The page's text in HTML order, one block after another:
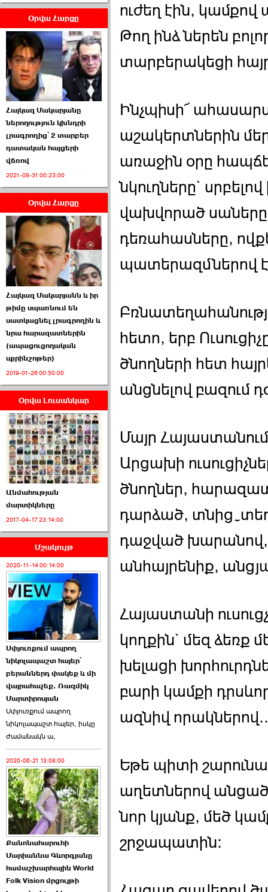
Ամենաշատը էսօրվանից
էի վախենում.Նիկոլայ
Եղիազարյան ›››
2026-07-05 23:19:00
ՏԵՍԱՆՅՈՒԹ․ Ի՞նչ
իրավիճակ է այս ›››
2026-07-04 10:40:00
Սահմանադրական
դատարանը մերժեց ›››
2026-07-02 00:39:00
ՈՒՂԻՂ․ ԱԺ-ն
Կառավարության ›››
2026-07-01 00:52:00
ՍԴ-ն հուլիսի 1-ին
կհեռանա ›››
2026-07-01 00:08:00
Աննա Վարդապետյանն
ուղերձ է հղել ›››
2026-06-25 23:21:00
Պաշտոնակռիվը սկսված
է. «Հրապարակ» ›››
2026-06-25 17:13:00
ԱԺ նախագահի
Օրվա Հարցը
Հայկազ Մակարյանը
ներողություն կխնդրի
լրագրողից՝ 2 տարբեր
դատական հայցերի
վճռով
2021-08-31 00:23:00
Օրվա Հարցը
Հայկազ Մակարյանն և իր
թիմը սպառնում են
սատկացնել լրագրողին և
նրա հարազատներին
(ապացուցողական
սքրինշոթեր)
2019-01-26 00:50:00
Օրվա Լուսանկար
Անմահության
մարտիկները
2017-04-17 23:14:00
Մշակույթ
2020-11-14 00:14:00
Սփյուռքում ապրող
նիկոլապաշտ հայեր՝
բերաններդ փակեք և մի
վայրահաչեք. Ռազմիկ
Մարտիրոսյան
Սփյուռքում ապրող
նիկոլապաշտ հայեր, իսկը
ժամանակն ա,
2020-06-21 13:08:00
Քանոնահարուհի
Մարիաննա Գևորգյանը
համաշխարհային World
Folk Vision մրցույթի
ուժեղ էին, կամքով
Թող ինձ ներեն
տարբերակեցի
Ինչպիսի՜
աշակերտներին
առաջին օրը
նկուղները`
վախվորած սաները
դեռահասները,
պատերազմներով
հետո, երբ
ծնողների հետ
անցնելով բազում
Մայր
Արցախի
ծնողներ,
դարձած,
դաջված
անհայրենիք,
Հայաստանի
կողքին` մեզ ձեռք
խելացի
բարի կամքի
ազնիվ
Եթե պիտի
աղետներով
նոր կյանք, մեծ
շրջապատին։